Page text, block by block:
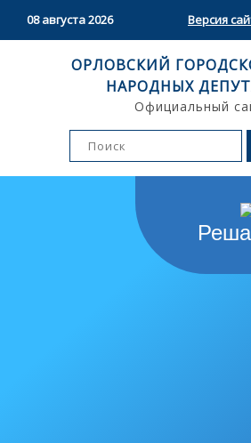
08 августа 2026 Версия
ОРЛОВСКИЙ
НАРОДНЫХ
Официальный